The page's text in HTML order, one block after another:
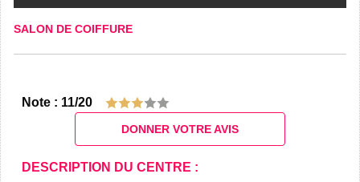
SALON DE COIFFURE
Note : 11/20
DONNER VOTRE AVIS
DESCRIPTION DU CENTRE :